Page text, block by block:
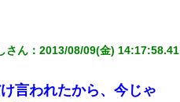
さん ：2013/08/09(金) 14:17:58.41
言われたから、今じゃ